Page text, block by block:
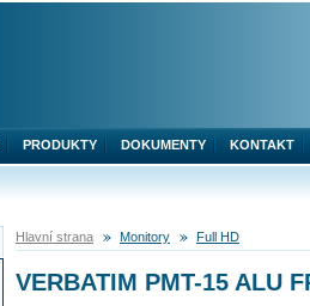
Hlavní strana Monitory Full HD
VERBATIM PMT-15 ALU
PRODUKTY DOKUMENTY KONTAKT